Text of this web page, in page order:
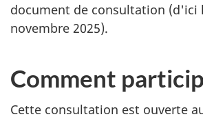
document de consultation (d'ici
novembre 2025).
Comment
Cette consultation est ouverte